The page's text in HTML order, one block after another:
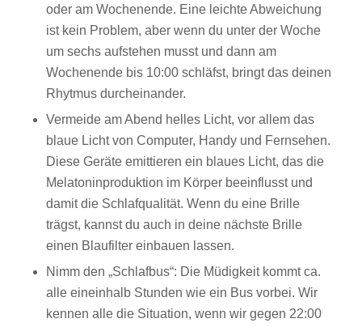
oder am Wochenende. Eine leichte Abweichung
ist kein Problem, aber wenn du unter der Woche
um sechs aufstehen musst und dann am
Wochenende bis 10:00 schläfst, bringt das deinen
Rhytmus durcheinander.
Vermeide am Abend helles Licht, vor allem das
blaue Licht von Computer, Handy und Fernsehen.
Diese Geräte emittieren ein blaues Licht, das die
Melatoninproduktion im Körper beeinflusst und
damit die Schlafqualität. Wenn du eine Brille
trägst, kannst du auch in deine nächste Brille
einen Blaufilter einbauen lassen.
Nimm den „Schlafbus“: Die Müdigkeit kommt ca.
alle eineinhalb Stunden wie ein Bus vorbei. Wir
kennen alle die Situation, wenn wir gegen 22:00